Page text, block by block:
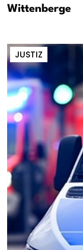
Wittenberge
JUSTIZ